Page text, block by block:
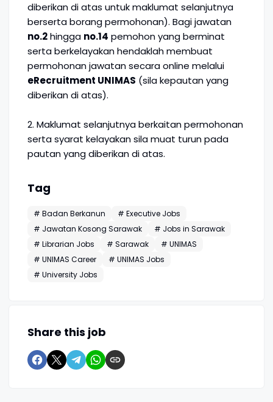
diberikan di atas untuk maklumat selanjutnya
berserta borang permohonan). Bagi jawatan
no.2hingga no.14 pemohon yang berminat
serta berkelayakan hendaklah membuat
permohonan jawatan secara online melalui
eRecruitment UNIMAS (sila kepautan yang
diberikan di atas).
2. Maklumat selanjutnya berkaitan permohonan
serta syarat kelayakan sila muat turun pada
pautan yang diberikan di atas.
Tag
# Badan Berkanun
# Executive Jobs
# Jawatan Kosong Sarawak
# Jobs in Sarawak
# Librarian Jobs
# Sarawak
# UNIMAS
# UNIMAS Career
# UNIMAS Jobs
# University Jobs
Share this job